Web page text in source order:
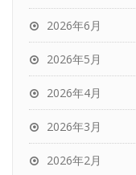
2026年6月
2026年5月
2026年4月
2026年3月
2026年2月